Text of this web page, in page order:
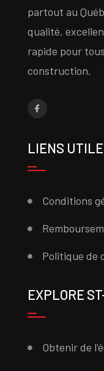
partout au
qualité,
rapide pour
construction.
LIENS
Conditions
Politique de
EXPLORE
Obtenir de